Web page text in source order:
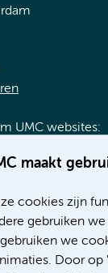
maakt
cookies zijn
gebruiken
we
Door op
UMC websites:
UMC
AMC
VUmc